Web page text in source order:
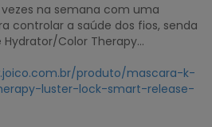
vezes na semana com uma
controlar a saúde dos fios, senda
Hydrator/Color Therapy...
produto/mascara-k-
luster-lock-smart-release-